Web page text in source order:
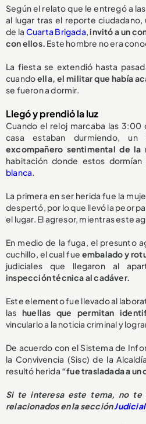
Según el relato que le entregó a
al lugar tras el reporte
de la Cuarta Brigada,invitó a un
con ellos. Este hombre no era
La fiesta se extendió hasta
cuandoella, el militar que había
se fueron a dormir.
Llegó y prendió la luz
Cuando el reloj marcaba las 3:00
casa estaban durmiendo, un
excompañero sentimental de la
habitación donde estos
blanca.
La primera en ser herida fue la
despertó, por lo que llevó la peor
el lugar. El agresor, mientras este
En medio de la fuga, el presunto
cuchillo, el cual fue embalado y
judiciales que llegaron al
inspección técnica al cadáver.
Este elemento fue llevado al
lashuellas que permitan
vincularlo a la noticia criminal y
De acuerdo con el Sistema de
la Convivencia (Sisc) de la
resultó herida “fue trasladada a
Si te interesa este tema, no te
relacionados en la secciónJudicial